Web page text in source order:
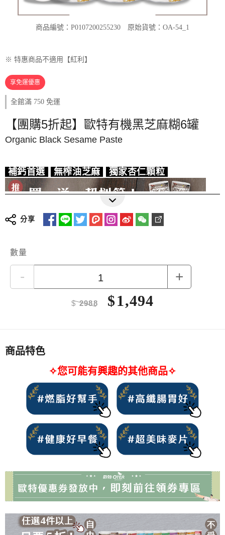
商品編號：P0107200255230 原始貨號：OA-54_1
※ 特惠商品不適用【紅利】
享免運優惠
全館滿 750 免運
【團購5折起】歐特有機黑芝麻糊6罐
Organic Black Sesame Paste
補鈣首選 無榨油芝麻 獨家杏仁顆粒
榮獲2022年銀髮友善食品獎
★吃得到杏仁顆粒！口感層次豐富
嚴選未榨油黑芝麻原粒，保留完整油脂營養
分享
數量
- +
$2988 $1,494
商品特色
✧您可能有興趣的其他商品✧